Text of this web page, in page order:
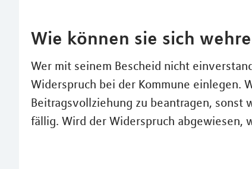
Wie können sie sich
Wer mit seinem Bescheid nicht
Widerspruch bei der Kommune einlegen.
Beitragsvollziehung zu beantragen, sonst
fällig. Wird der Widerspruch abgewiesen,